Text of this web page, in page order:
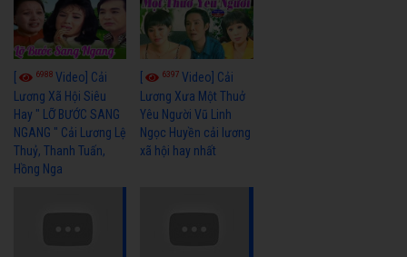
6988 Video] Cải
Lương Xã Hội Siêu
Hay " LỠ BƯỚC SANG
NGANG " Cải Lương Lệ
Thuỷ, Thanh Tuấn,
Hồng Nga
6397Video] Cải
Lương Xưa Một Thuở
Yêu Người Vũ Linh
Ngọc Huyền cải lương
xã hội hay nhất